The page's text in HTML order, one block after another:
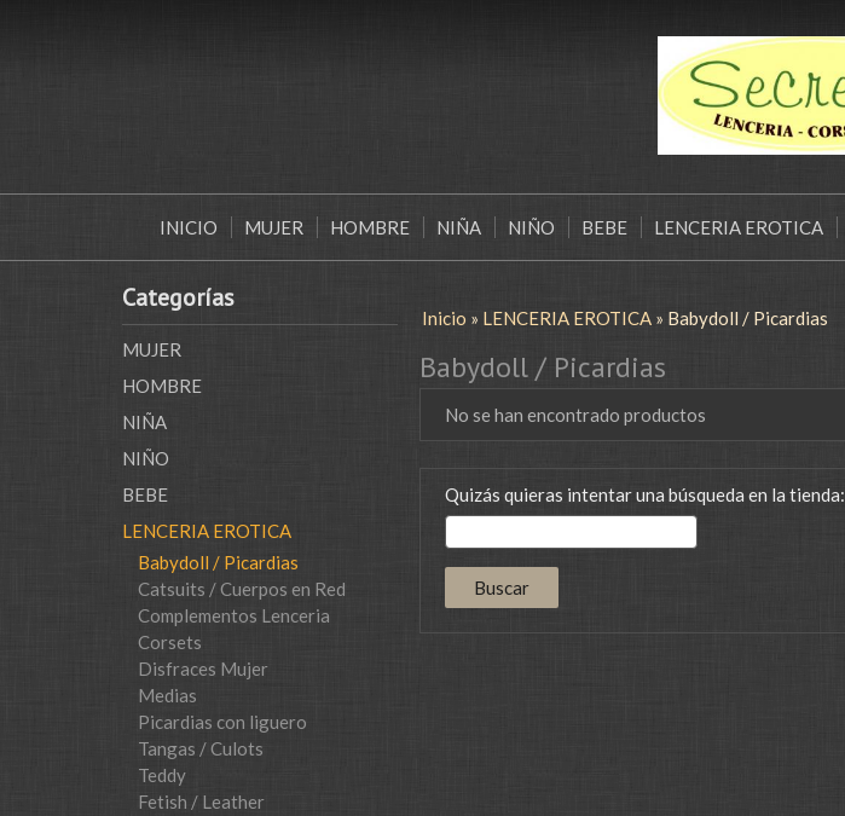
INICIO MUJER HOMBRE NIÑA NIÑO BEBE LENCERIA EROTICA
Categorías
MUJER
HOMBRE
NIÑA
NIÑO
BEBE
LENCERIA EROTICA
Babydoll / Picardias
Catsuits / Cuerpos en Red
Complementos Lenceria
Corsets
Disfraces Mujer
Medias
Picardias con liguero
Tangas / Culots
Teddy
Fetish / Leather
Inicio » LENCERIA EROTICA» Babydoll / Picardias
Babydoll / Picardias
No se han encontrado productos
Quizás quieras intentar una búsqueda en la tienda: